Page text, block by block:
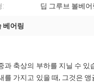
: 딥 그루브 볼베어
베어링
축상의 부하를 지닐 수 있
가지고 있을 때, 그것은